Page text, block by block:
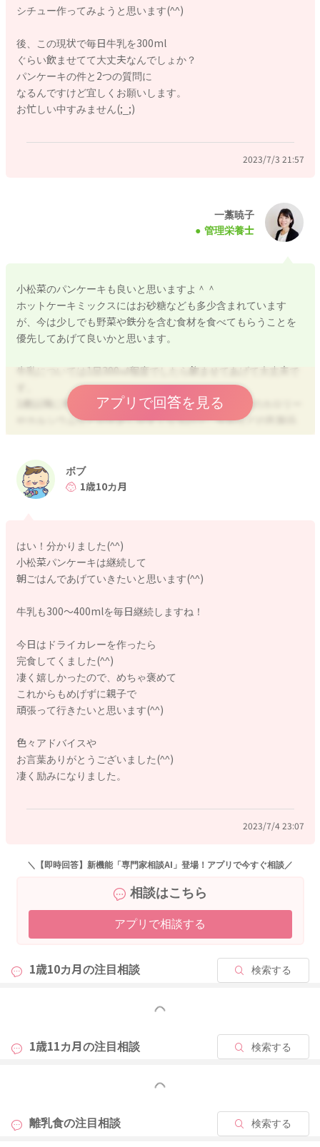
成長がみられた」「この子のいいところは他にも沢山ある」と
お子さんの感覚的なものを急に矯正していくのは難しいので、
乳幼児期のお子さんには気長に宝探しのようにお子さんの好き
な味や食感を探していけると良いかと思います。
食事作りに疲れてしまったときは、お子さんが食べてくれるも
トやチーズやシチュー、ミルクスープやミルク煮など牛乳の風
味を感じられるメニューを試してみるのも良いかもしれませ
お子さんが食べられる食品やメニューなどから、なぜその食材
を好きなのか、味や食感やにおいなど、お子さんの『好き』の
ヒントをさがしてみてくださいね。
に合わせた食べ方・食べさせ方などについてはこちらのパンフ
レットもおすすめします。ぜひ参考になさってくださいね。
https://kanagawa-syounihokenkyoukai.jp/pamphlet/
またお力になれることがありましたらお声かけください。
シチュー作ってみようと思います(^^)
後、この現状で毎日牛乳を300ml
ぐらい飲ませてて大丈夫なんでしょか？
パンケーキの件と2つの質問に
なるんですけど宜しくお願いします。
お忙しい中すみません(;_;)
2023/7/3 21:57
一藁暁子
管理栄養士
小松菜のパンケーキも良いと思いますよ＾＾
ホットケーキミックスにはお砂糖なども多少含まれています
が、今は少しでも野菜や鉄分を含む食材を食べてもらうことを
優先してあげて良いかと思います。
牛乳については1日300㎖程度でしたら飲ませてあげて大丈夫で
1歳以降に卒乳した場合、母乳やミルクを減らした分のカロリー
やカルシウムなどが不足しやすくなるので、牛乳などの乳製品
を1日300～400ｇほど摂ることが推奨されています。
タンパク質などの栄養が含まれているので、牛乳が飲めること
はとても良いことだと思います。ぜひ継続していきましょう。
ださいね。
どうぞよろしくお願いいたします。
アプリで回答を見る
ボブ
1歳10カ月
はい！分かりました(^^)
小松菜パンケーキは継続して
朝ごはんであげていきたいと思います(^^)
牛乳も300〜400mlを毎日継続しますね！
今日はドライカレーを作ったら
完食してくました(^^)
凄く嬉しかったので、めちゃ褒めて
これからもめげずに親子で
頑張って行きたいと思います(^^)
色々アドバイスや
お言葉ありがとうございました(^^)
凄く励みになりました。
2023/7/4 23:07
＼【即時回答】新機能「専門家相談AI」登場！アプリで今すぐ相談／
相談はこちら
アプリで相談する
1歳10カ月の注目相談 検索する
もっと見る
1歳11カ月の注目相談 検索する
もっと見る
離乳食の注目相談 検索する